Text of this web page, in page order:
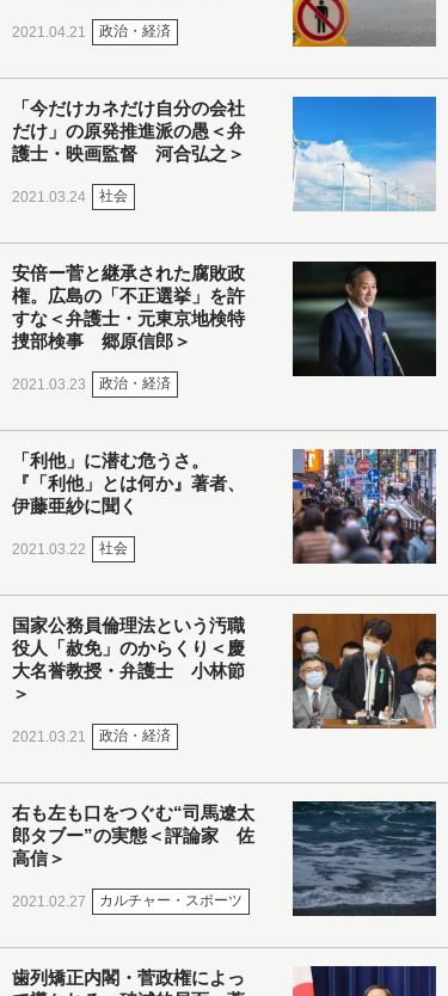
2021.04.21 政治・経済
「今だけカネだけ自分の会社
だけ」の原発推進派の愚＜弁
護士・映画監督 河合弘之＞
2021.03.24 社会
安倍ー菅と継承された腐敗政
権。広島の「不正選挙」を許
すな＜弁護士・元東京地検特
捜部検事 郷原信郎＞
2021.03.23 政治・経済
「利他」に潜む危うさ。
『「利他」とは何か』著者、
伊藤亜紗に聞く
2021.03.22 社会
国家公務員倫理法という汚職
役人「赦免」のからくり＜慶
大名誉教授・弁護士 小林節
＞
2021.03.21 政治・経済
右も左も口をつぐむ“司馬遼太
郎タブー”の実態＜評論家 佐
高信＞
2021.02.27 カルチャー・スポーツ
歯列矯正内閣・菅政権によっ